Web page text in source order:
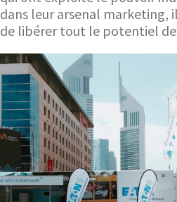
dans leur arsenal marketing,
de libérer tout le potentiel